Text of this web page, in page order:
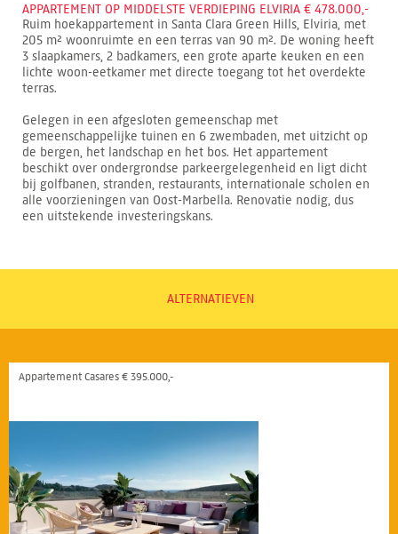
APPARTEMENT OP MIDDELSTE VERDIEPING ELVIRIA € 478.000,-
Ruim hoekappartement in Santa Clara Green Hills, Elviria, met
205 m² woonruimte en een terras van 90 m². De woning heeft
3 slaapkamers, 2 badkamers, een grote aparte keuken en een
lichte woon-eetkamer met directe toegang tot het overdekte
terras.
Gelegen in een afgesloten gemeenschap met
gemeenschappelijke tuinen en 6 zwembaden, met uitzicht op
de bergen, het landschap en het bos. Het appartement
beschikt over ondergrondse parkeergelegenheid en ligt dicht
bij golfbanen, stranden, restaurants, internationale scholen en
alle voorzieningen van Oost-Marbella. Renovatie nodig, dus
een uitstekende investeringskans.
ALTERNATIEVEN
Appartement Casares € 395.000,-